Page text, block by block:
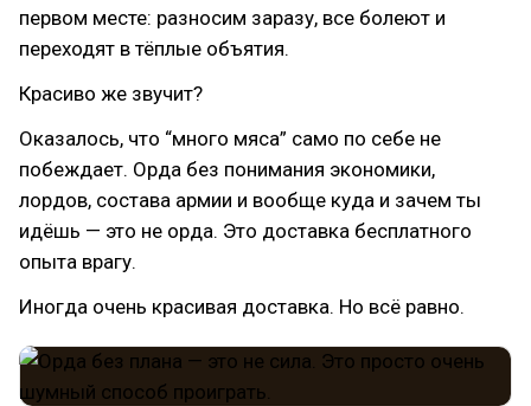
первом месте: разносим заразу, все болеют и
переходят в тёплые объятия.
Красиво же звучит?
Оказалось, что “много мяса” само по себе не
побеждает. Орда без понимания экономики,
лордов, состава армии и вообще куда и зачем ты
идёшь — это не орда. Это доставка бесплатного
опыта врагу.
Иногда очень красивая доставка. Но всё равно.